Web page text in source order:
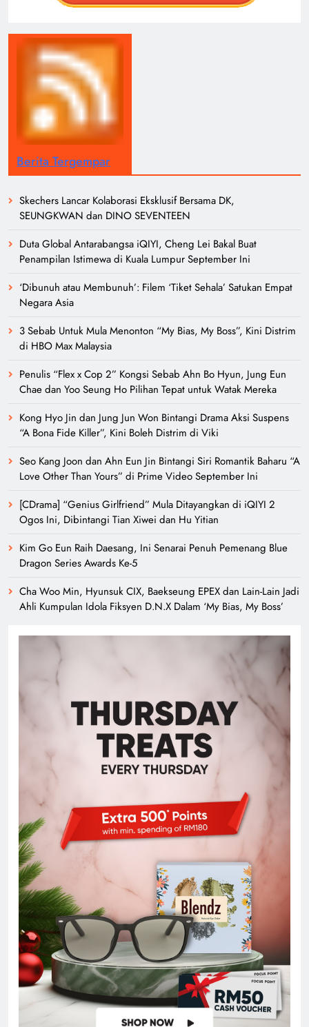
Berita Tergempar
Skechers Lancar Kolaborasi Eksklusif Bersama DK,
SEUNGKWAN dan DINO SEVENTEEN
Duta Global Antarabangsa iQIYI, Cheng Lei Bakal Buat
Penampilan Istimewa di Kuala Lumpur September Ini
‘Dibunuh atau Membunuh’: Filem ‘Tiket Sehala’ Satukan Empat
Negara Asia
3 Sebab Untuk Mula Menonton “My Bias, My Boss”, Kini Distrim
di HBO Max Malaysia
Penulis “Flex x Cop 2” Kongsi Sebab Ahn Bo Hyun, Jung Eun
Chae dan Yoo Seung Ho Pilihan Tepat untuk Watak Mereka
Kong Hyo Jin dan Jung Jun Won Bintangi Drama Aksi Suspens
“A Bona Fide Killer”, Kini Boleh Distrim di Viki
Seo Kang Joon dan Ahn Eun Jin Bintangi Siri Romantik Baharu “A
Love Other Than Yours” di Prime Video September Ini
[CDrama] “Genius Girlfriend” Mula Ditayangkan di iQIYI 2
Ogos Ini, Dibintangi Tian Xiwei dan Hu Yitian
Kim Go Eun Raih Daesang, Ini Senarai Penuh Pemenang Blue
Dragon Series Awards Ke-5
Cha Woo Min, Hyunsuk CIX, Baekseung EPEX dan Lain-Lain Jadi
Ahli Kumpulan Idola Fiksyen D.N.X Dalam ‘My Bias, My Boss’